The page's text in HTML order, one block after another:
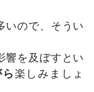
いので、そうい
響を及ぼすとい
楽しみましょ